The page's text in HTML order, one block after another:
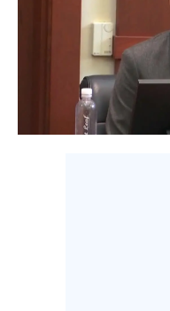
ECONOMIA
SERVIZI ALLE IMPRESE